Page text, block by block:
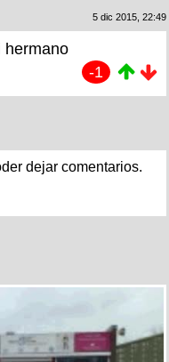
5 dic 2015, 22:49
hermano
-1
dejar comentarios.